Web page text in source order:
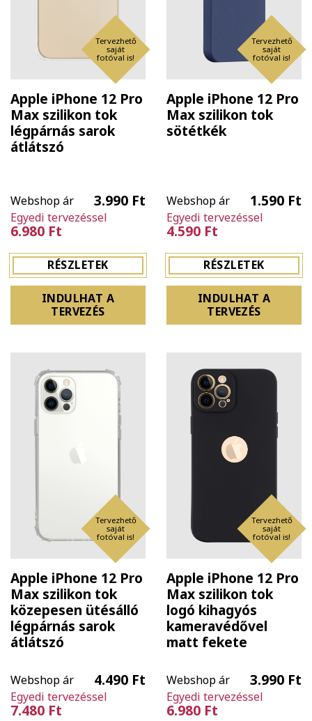
Tervezhető
saját
fotóval is!
Apple iPhone 12 Pro
Max szilikon tok
légpárnás sarok
átlátszó
Webshop ár 3.990 Ft
Egyedi tervezéssel
6.980 Ft
RÉSZLETEK
INDULHAT A
TERVEZÉS
Tervezhető
saját
fotóval is!
Apple iPhone 12 Pro
Max szilikon tok
sötétkék
Webshop ár 1.590 Ft
Egyedi tervezéssel
4.590 Ft
RÉSZLETEK
INDULHAT A
TERVEZÉS
Tervezhető
saját
fotóval is!
Apple iPhone 12 Pro
Max szilikon tok
közepesen ütésálló
légpárnás sarok
átlátszó
Webshop ár 4.490 Ft
Egyedi tervezéssel
7.480 Ft
Tervezhető
saját
fotóval is!
Apple iPhone 12 Pro
Max szilikon tok
logó kihagyós
kameravédővel
matt fekete
Webshop ár 3.990 Ft
Egyedi tervezéssel
6.980 Ft